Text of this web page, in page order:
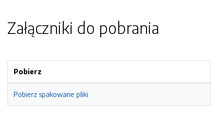
Załączniki do pobrania
Pobierz
Pobierz spakowane pliki